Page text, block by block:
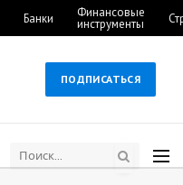
Банки Финансовые
инструменты
ПОДПИСАТЬСЯ